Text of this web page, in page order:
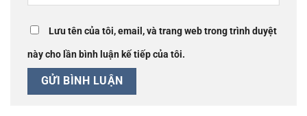
Lưu tên của tôi, email, và trang web trong trình duyệt
này cho lần bình luận kế tiếp của tôi.